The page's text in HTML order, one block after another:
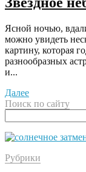
Ясной ночью,
можно увидеть
картину, которая
разнообразных
и...
Далее
Поиск по сайту
Рубрики